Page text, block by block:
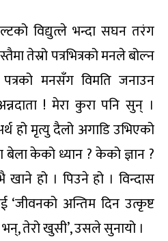
विद्युत्ले भन्दा सघन तरंग
तेस्रो पत्रभित्रको मनले बोल्न
मनसँग विमति जनाउन
! मेरा कुरा पनि सुन् ।
हो मृत्यु दैलो अगाडि उभिएको
केको ध्यान ? केको ज्ञान ?
हो । पिउने हो । विन्दास
अन्तिम दिन उत्कृष्ट
तेरो खुसी’, उसले सुनायो ।